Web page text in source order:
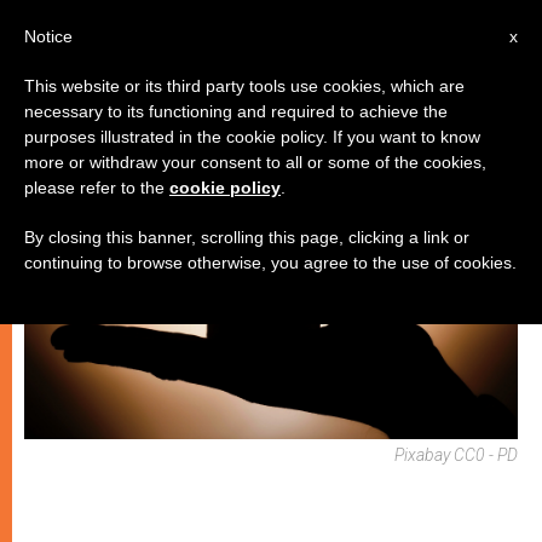
SPIRITUALITÀ E PREGHIERA
Pixabay CC0 - PD
x
Notice
This website or its third party tools use cookies, which are
necessary to its functioning and required to achieve the
purposes illustrated in the cookie policy. If you want to know
more or withdraw your consent to all or some of the cookies,
please refer to the cookie policy
By closing this banner, scrolling this page, clicking a link or
continuing to browse otherwise, you agree to the use of cookies.